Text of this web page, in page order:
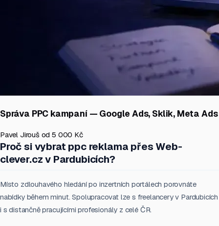
Správa PPC kampaní — Google Ads, Sklik, Meta Ads
Pavel Jirouš od 5 000 Kč
Proč si vybrat ppc reklama přes Web-
clever.cz v Pardubicích?
Místo zdlouhavého hledání po inzertních portálech porovnáte
nabídky během minut. Spolupracovat lze s freelancery v Pardubicích
i s distančně pracujícími profesionály z celé ČR.